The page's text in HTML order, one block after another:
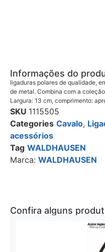
Informações do
ligaduras polares de qualidade,
de metal. Combina com a
Largura: 13 cm, comprimento:
SKU 1115505
Categories Cavalo,
acessórios
Tag WALDHAUSEN
Marca: WALDHAUSEN
Confira alguns